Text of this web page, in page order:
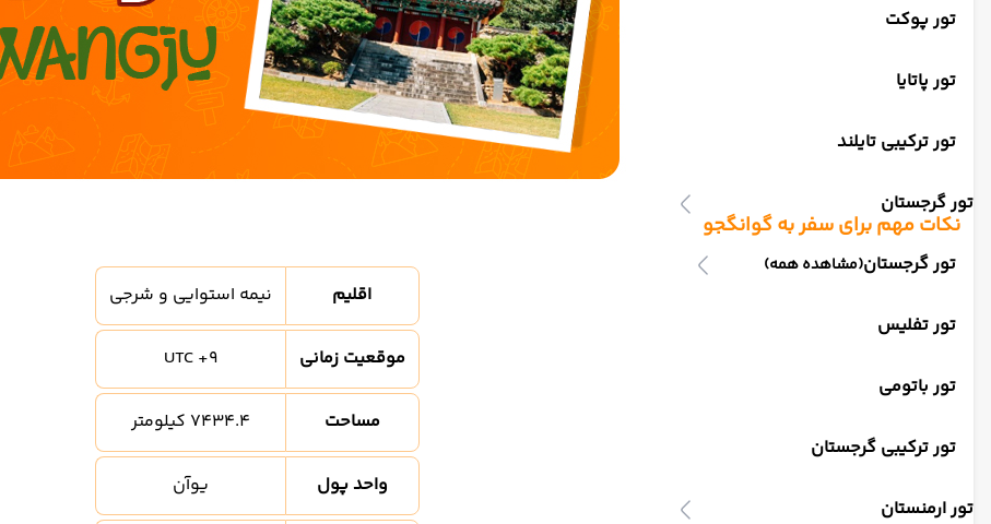
تور پوکت
تور پاتایا
تور ترکیبی تایلند
تور گرجستان
تور گرجستان(مشاهده همه)
تور تفلیس
تور باتومی
تور ترکیبی گرجستان
تور ارمنستان
نکات مهم برای سفر به گوانگجو
اقلیم نیمه استوایی و شرجی
موقعیت زمانی UTC +9
مساحت 7434.4 کیلومتر
واحد پول یوآن